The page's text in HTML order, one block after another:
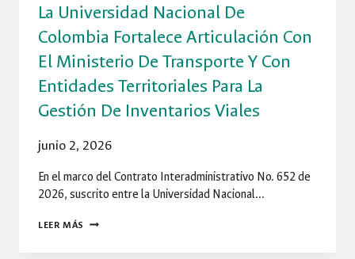
La Universidad Nacional De
Colombia Fortalece Articulación Con
El Ministerio De Transporte Y Con
Entidades Territoriales Para La
Gestión De Inventarios Viales
junio 2, 2026
En el marco del Contrato Interadministrativo No. 652 de
2026, suscrito entre la Universidad Nacional…
LEER MÁS LA